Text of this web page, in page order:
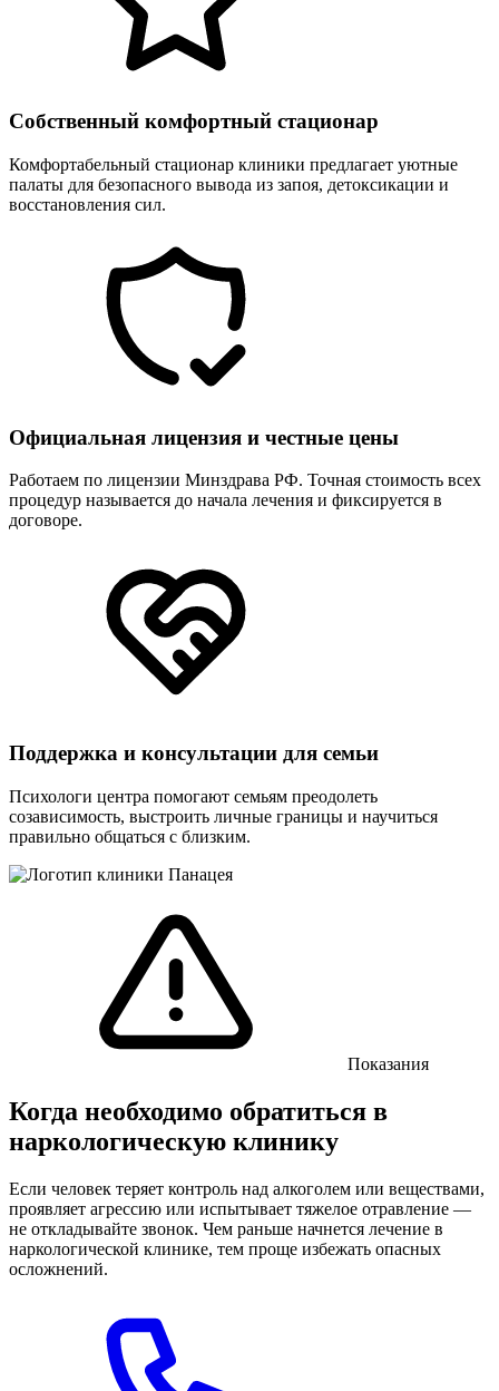
Собственный комфортный стационар
Комфортабельный стационар клиники предлагает уютные
палаты для безопасного вывода из запоя, детоксикации и
восстановления сил.
Официальная лицензия и честные цены
Работаем по лицензии Минздрава РФ. Точная стоимость всех
процедур называется до начала лечения и фиксируется в
договоре.
Поддержка и консультации для семьи
Психологи центра помогают семьям преодолеть
созависимость, выстроить личные границы и научиться
правильно общаться с близким.
Показания
Когда необходимо обратиться в
наркологическую клинику
Если человек теряет контроль над алкоголем или веществами,
проявляет агрессию или испытывает тяжелое отравление —
не откладывайте звонок. Чем раньше начнется лечение в
наркологической клинике, тем проще избежать опасных
осложнений.